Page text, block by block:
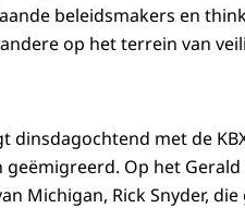
beleidsmakers en
op het terrein van
dinsdagochtend met de
Op het
Michigan, Rick Snyder,